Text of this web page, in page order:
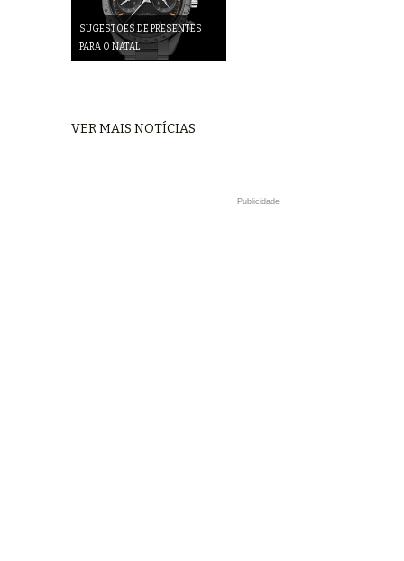
SUGESTÕES DE PRESENTES
PARA O NATAL
VER MAIS NOTÍCIAS
Publicidade